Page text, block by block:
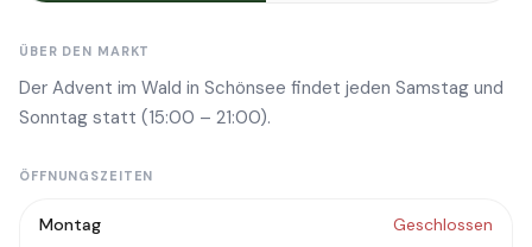
ÜBER DEN MARKT
Der Advent im Wald in Schönsee findet jeden Samstag und
Sonntag statt (15:00 – 21:00).
ÖFFNUNGSZEITEN
Montag Geschlossen